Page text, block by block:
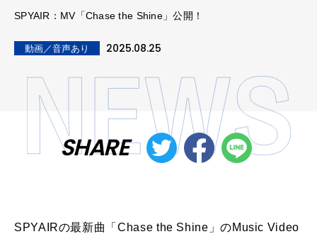
SPYAIR：MV「Chase the Shine」公開！
動画／音声あり 2025.08.25
SHARE
SPYAIRの最新曲「Chase the Shine 」のMusic Video